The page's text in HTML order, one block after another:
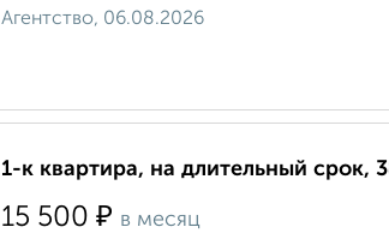
Агентство, 06.08.2026
1-к квартира, на длительный срок,
15 500 ₽ в месяц